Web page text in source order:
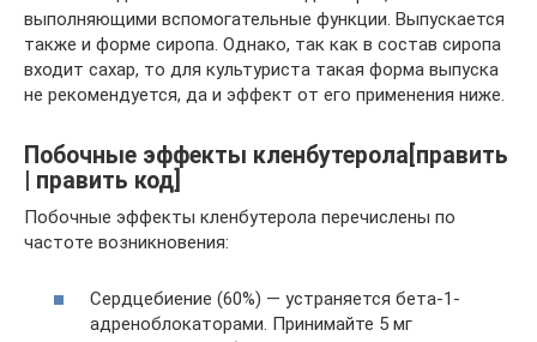
выполняющими вспомогательные функции. Выпускается
также и форме сиропа. Однако, так как в состав сиропа
входит сахар, то для культуриста такая форма выпуска
не рекомендуется, да и эффект от его применения ниже.
Побочные эффекты кленбутерола[править
| править код]
Побочные эффекты кленбутерола перечислены по
частоте возникновения:
Сердцебиение (60%) — устраняется бета-1-
адреноблокаторами. Принимайте 5 мг